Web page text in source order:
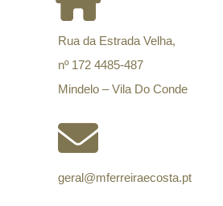
Rua da Estrada Velha,
nº 172 4485-487
Mindelo – Vila Do Conde
geral@mferreiraecosta.pt